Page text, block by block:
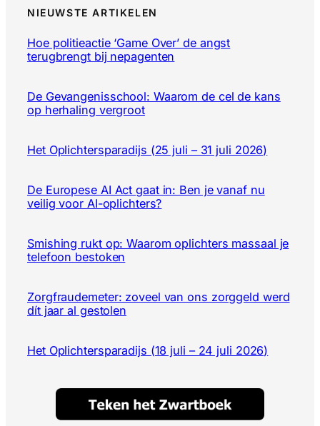
NIEUWSTE ARTIKELEN
Hoe politieactie ‘Game Over’ de angst
terugbrengt bij nepagenten
De Gevangenisschool: Waarom de cel de kans
op herhaling vergroot
Het Oplichtersparadijs (25 juli – 31 juli 2026)
De Europese AI Act gaat in: Ben je vanaf nu
veilig voor AI-oplichters?
Smishing rukt op: Waarom oplichters massaal je
telefoon bestoken
Zorgfraudemeter: zoveel van ons zorggeld werd
dít jaar al gestolen
Het Oplichtersparadijs (18 juli – 24 juli 2026)